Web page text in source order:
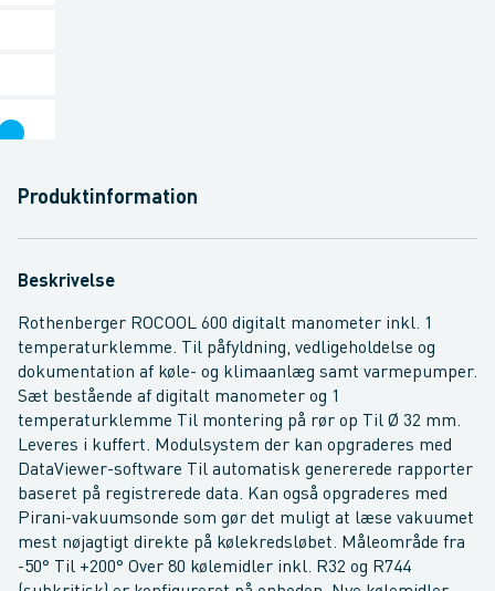
Produktinformation
Beskrivelse
Rothenberger ROCOOL 600 digitalt manometer inkl. 1
temperaturklemme. Til påfyldning, vedligeholdelse og
dokumentation af køle- og klimaanlæg samt varmepumper.
Sæt bestående af digitalt manometer og 1
temperaturklemme Til montering på rør op Til Ø 32 mm.
Leveres i kuffert. Modulsystem der kan opgraderes med
DataViewer-software Til automatisk genererede rapporter
baseret på registrerede data. Kan også opgraderes med
Pirani-vakuumsonde som gør det muligt at læse vakuumet
mest nøjagtigt direkte på kølekredsløbet. Måleområde fra
-50° Til +200° Over 80 kølemidler inkl. R32 og R744